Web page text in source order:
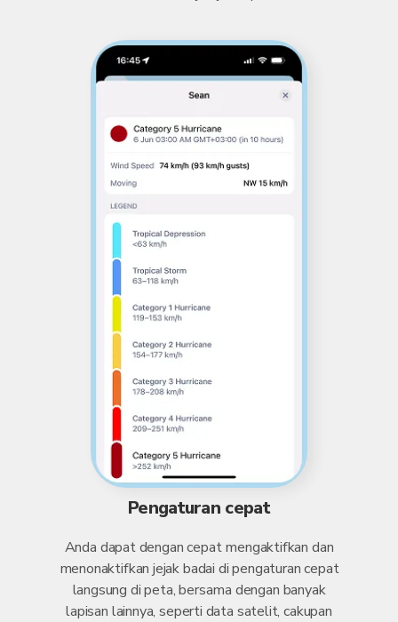
Pengaturan cepat
Anda dapat dengan cepat mengaktifkan dan
menonaktifkan jejak badai di pengaturan cepat
langsung di peta, bersama dengan banyak
lapisan lainnya, seperti data satelit, cakupan